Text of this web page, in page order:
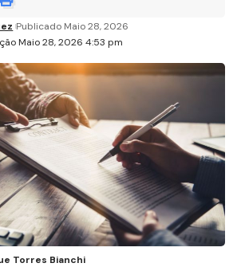
Maio 28, 2026 4:53 pm
Publicado Maio 28, 2026
Torres Bianchi